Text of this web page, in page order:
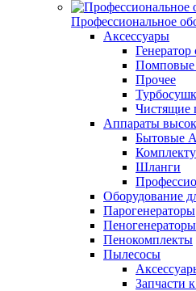
Профессиональное
Аксессуары
Генератор
Помповые
Прочее
Чистящие
Аппараты
Бытовые
Шланги
Оборудование
Парогенераторы
Пеногенераторы
Пенокомплекты
Пылесосы
Запчасти